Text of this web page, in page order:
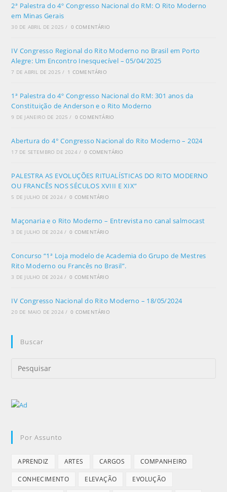
2ª Palestra do 4º Congresso Nacional do RM: O Rito Moderno
em Minas Gerais
30 DE ABRIL DE 2025 / 0 COMENTÁRIO
IV Congresso Regional do Rito Moderno no Brasil em Porto
Alegre: Um Encontro Inesquecível – 05/04/2025
7 DE ABRIL DE 2025 / 1 COMENTÁRIO
1ª Palestra do 4º Congresso Nacional do RM: 301 anos da
Constituição de Anderson e o Rito Moderno
9 DE JANEIRO DE 2025 / 0 COMENTÁRIO
Abertura do 4° Congresso Nacional do Rito Moderno – 2024
17 DE SETEMBRO DE 2024 / 0 COMENTÁRIO
PALESTRA AS EVOLUÇÕES RITUALÍSTICAS DO RITO MODERNO
OU FRANCÊS NOS SÉCULOS XVIII E XIX”
5 DE JULHO DE 2024 / 0 COMENTÁRIO
Maçonaria e o Rito Moderno – Entrevista no canal salmocast
3 DE JULHO DE 2024 / 0 COMENTÁRIO
Concurso “1ª Loja modelo de Academia do Grupo de Mestres
Rito Moderno ou Francês no Brasil”.
3 DE JULHO DE 2024 / 0 COMENTÁRIO
IV Congresso Nacional do Rito Moderno – 18/05/2024
20 DE MAIO DE 2024 / 0 COMENTÁRIO
Buscar
Por Assunto
APRENDIZ ARTES CARGOS COMPANHEIRO
CONHECIMENTO ELEVAÇÃO EVOLUÇÃO